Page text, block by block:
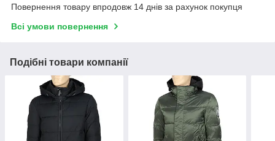
Повернення товару впродовж 14 днів за рахунок покупця
Всі умови повернення
Подібні товари компанії